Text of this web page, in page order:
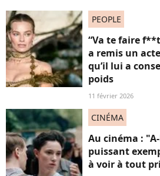
PEOPLE
“Va te faire
a remis un
qu’il lui a
poids
11 février 2026
CINÉMA
Au cinéma :
puissant
à voir à tout